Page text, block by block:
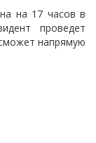
на 17 часов в
проведет
напрямую